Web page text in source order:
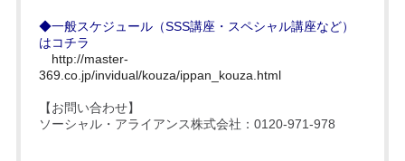
◆一般スケジュール（SSS講座・スペシャル講座など）
はコチラ
http://master-
369.co.jp/invidual/kouza/ippan_kouza.html
【お問い合わせ】
ソーシャル・アライアンス株式会社：0120-971-978